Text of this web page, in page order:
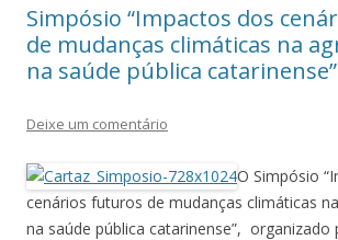
Simpósio “Impactos dos
de mudanças climáticas na
na saúde pública catarinense”
Deixe um comentário
O Simpósio
cenários futuros de mudanças climáticas
na saúde pública catarinense”,